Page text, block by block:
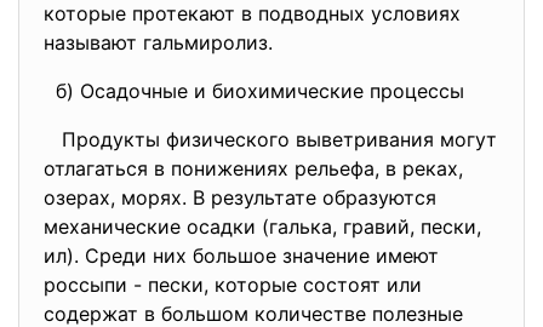
которые протекают в подводных условиях
называют гальмиролиз.
б) Осадочные и биохимические процессы
Продукты физического выветривания могут
отлагаться в понижениях рельефа, в реках,
озерах, морях. В результате образуются
механические осадки (галька, гравий, пески,
ил). Среди них большое значение имеют
россыпи - пески, которые состоят или
содержат в большом количестве полезные